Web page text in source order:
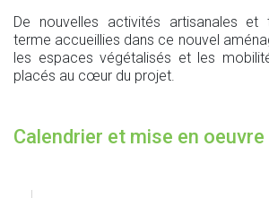
De nouvelles activités artisanales et
terme accueillies dans ce nouvel
les espaces végétalisés et les
placés au cœur du projet.
Calendrier et mise en oeuvre